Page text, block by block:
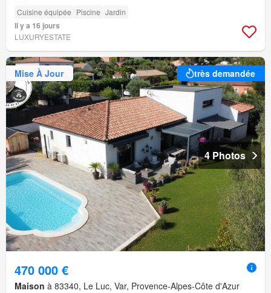
Cuisine équipée Piscine Jardin
Il y a 16 jours
LUXURYESTATE
Mise À Jour très demandée
4 Photos
470 000 €
Maison à 83340, Le Luc, Var, Provence-Alpes-Côte d'Azur